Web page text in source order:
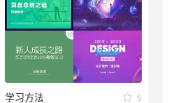
学习方法 5